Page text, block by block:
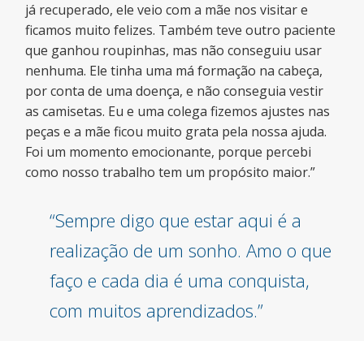
já recuperado, ele veio com a mãe nos visitar e
ficamos muito felizes. Também teve outro paciente
que ganhou roupinhas, mas não conseguiu usar
nenhuma. Ele tinha uma má formação na cabeça,
por conta de uma doença, e não conseguia vestir
as camisetas. Eu e uma colega fizemos ajustes nas
peças e a mãe ficou muito grata pela nossa ajuda.
Foi um momento emocionante, porque percebi
como nosso trabalho tem um propósito maior.”
“Sempre digo que estar aqui é a
realização de um sonho. Amo o que
faço e cada dia é uma conquista,
com muitos aprendizados.”